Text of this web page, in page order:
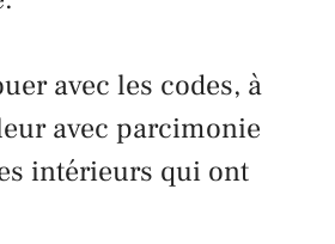
avec les codes, à
avec parcimonie
intérieurs qui ont